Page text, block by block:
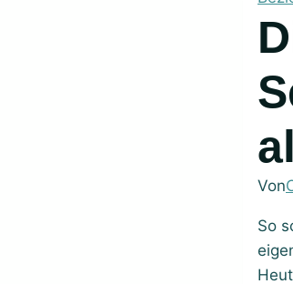
Die Schlüsselrolle von
Von
So